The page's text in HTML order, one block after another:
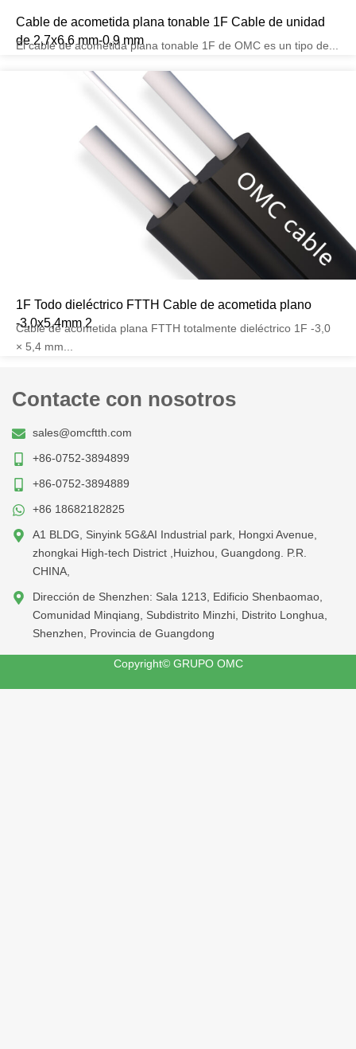
Cable de acometida plana tonable 1F Cable de unidad
de 2,7x6,6 mm-0,9 mm
El cable de acometida plana tonable 1F de OMC es un tipo de...
1F Todo dieléctrico FTTH Cable de acometida plano
-3,0x5,4mm 2
Cable de acometida plana FTTH totalmente dieléctrico 1F -3,0
× 5,4 mm...
Contacte con nosotros
sales@omcftth.com
+86-0752-3894899
+86-0752-3894889
+86 18682182825
A1 BLDG, Sinyink 5G&AI Industrial park, Hongxi Avenue,
zhongkai High-tech District ,Huizhou, Guangdong. P.R.
CHINA,
Dirección de Shenzhen: Sala 1213, Edificio Shenbaomao,
Comunidad Minqiang, Subdistrito Minzhi, Distrito Longhua,
Shenzhen, Provincia de Guangdong
Copyright© GRUPO OMC